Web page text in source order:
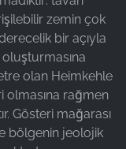
zemin çok
bir açıyla
olan Heimkehle
rağmen
Gösteri mağarası
bölgenin jeolojik